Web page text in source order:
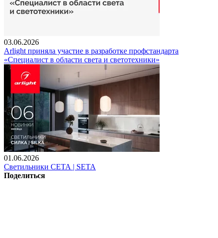
03.06.2026
Arlight приняла участие в разработке профстандарта
«Специалист в области света и светотехники»
01.06.2026
Светильники СЕТА | SETA
Поделиться